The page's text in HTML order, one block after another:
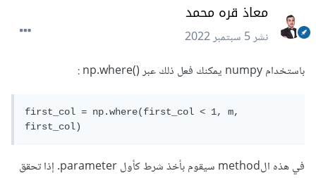
معاذ قره محمد
نشر5 سبتمبر 2022
باستخدام numpy يمكنك فعل ذلك عبر ()np.where :
first_col = np.where(first_col < 1, m,
first_col)
في هذه الmethod سيقوم بأخذ شرط كأول parameter. إذا تحقق